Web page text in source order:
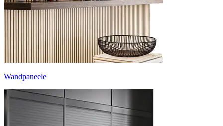
Wandpaneele